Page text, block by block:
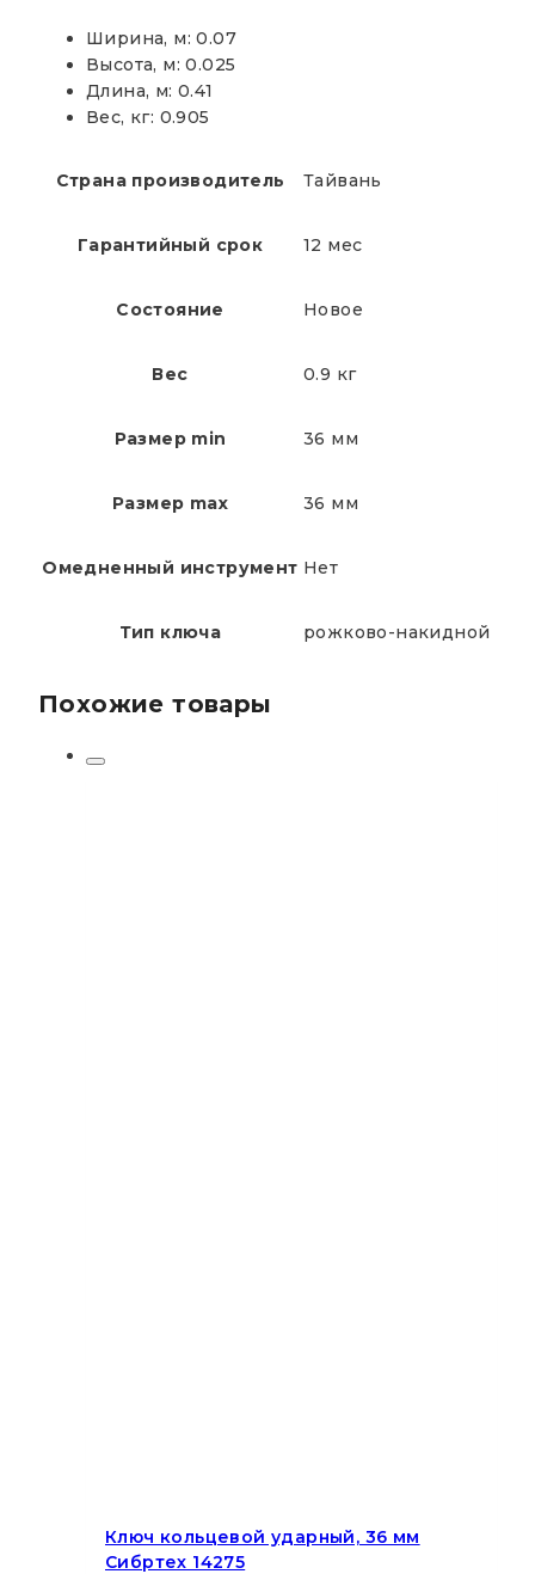
Ширина, м: 0.07
Высота, м: 0.025
Длина, м: 0.41
Вес, кг: 0.905
Страна производитель Тайвань
Гарантийный срок 12 мес
Состояние Новое
Вес 0.9 кг
Размер min 36 мм
Размер max 36 мм
Омедненный инструмент Нет
Тип ключа рожково-накидной
Похожие товары
Ключ кольцевой ударный, 36 мм
Сибртех 14275